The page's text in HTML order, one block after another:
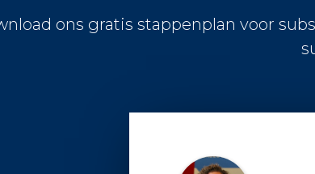
ons gratis stappenplan voor